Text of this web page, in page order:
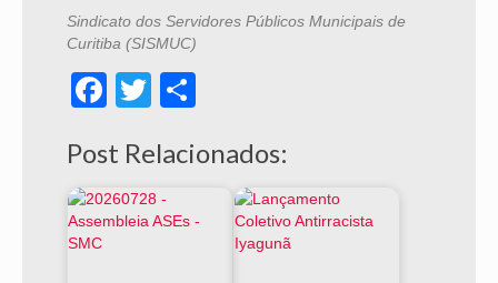
Sindicato dos Servidores Públicos Municipais de
Curitiba (SISMUC)
Facebook
Twitter
Post Relacionados: